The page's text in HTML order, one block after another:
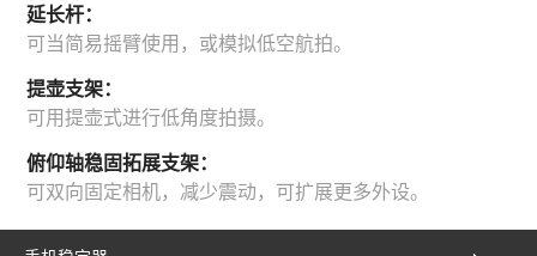
延长杆：
可当简易摇臂使用，或模拟低空航拍。
提壶支架：
可用提壶式进行低角度拍摄。
俯仰轴稳固拓展支架：
可双向固定相机，减少震动，可扩展更多外设。